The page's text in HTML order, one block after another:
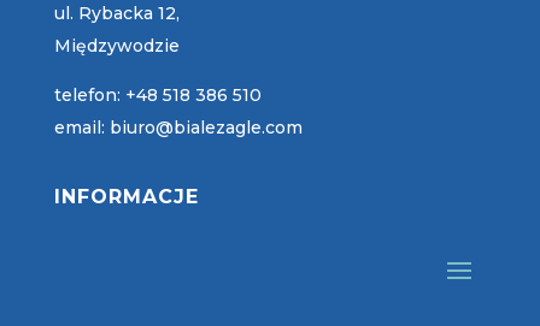
ul. Rybacka 12,
Międzywodzie
telefon: +48 518 386 510
email: biuro@bialezagle.com
INFORMACJE